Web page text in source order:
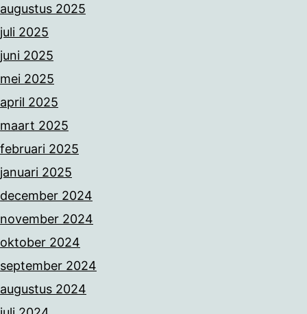
augustus 2025
juli 2025
juni 2025
mei 2025
april 2025
maart 2025
februari 2025
januari 2025
december 2024
november 2024
oktober 2024
september 2024
augustus 2024